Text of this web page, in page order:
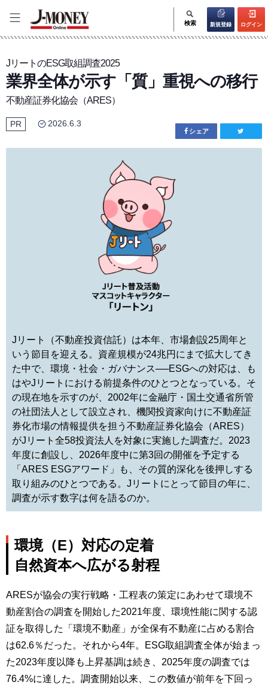
検索 新規登録 ログイン
JリートのESG取組調査2025
業界全体が示す「質」重視への移行
不動産証券化協会（ARES）
PR 2026.6.3
シェア
Jリート（不動産投資信託）は本年、市場創設25周年と
いう節目を迎える。資産規模が24兆円にまで拡大してき
た中で、環境・社会・ガバナンス──ESGへの対応は、も
はやJリートにおける前提条件のひとつとなっている。そ
の現在地を示すのが、2002年に金融庁・国土交通省所管
の社団法人として設立され、機関投資家向けに不動産証
券化市場の情報提供を担う不動産証券化協会（ARES）
がJリート全58投資法人を対象に実施した調査だ。2023
年度に創設し、2026年度中に第3回の開催を予定する
「ARES ESGアワード」も、その質的深化を後押しする
取り組みのひとつである。Jリートにとって節目の年に、
調査が示す数字は何を語るのか。
環境（E）対応の定着
自然資本へ広がる射程
ARESが協会の実行戦略・工程表の策定にあわせて環境不
動産割合の調査を開始した2021年度、環境性能に関する認
証を取得した「環境不動産」が全保有不動産に占める割合
は62.6％だった。それから4年。ESG取組調査全体が始まっ
た2023年度以降も上昇基調は続き、2025年度の調査では
76.4%に達した。調査開始以来、この数値が前年を下回っ